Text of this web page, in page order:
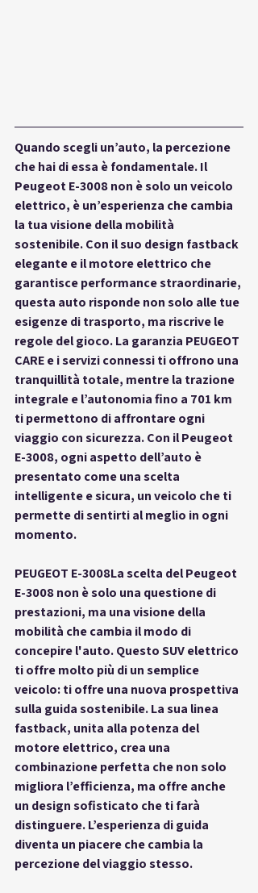
Quando scegli un’auto, la percezione
che hai di essa è fondamentale. Il
Peugeot E-3008 non è solo un veicolo
elettrico, è un’esperienza che cambia
la tua visione della mobilità
sostenibile. Con il suo design fastback
elegante e il motore elettrico che
garantisce performance straordinarie,
questa auto risponde non solo alle tue
esigenze di trasporto, ma riscrive le
regole del gioco. La garanzia PEUGEOT
CARE e i servizi connessi ti offrono una
tranquillità totale, mentre la trazione
integrale e l’autonomia fino a 701 km
ti permettono di affrontare ogni
viaggio con sicurezza. Con il Peugeot
E-3008, ogni aspetto dell’auto è
presentato come una scelta
intelligente e sicura, un veicolo che ti
permette di sentirti al meglio in ogni
momento.
PEUGEOT E-3008La scelta del Peugeot
E-3008 non è solo una questione di
prestazioni, ma una visione della
mobilità che cambia il modo di
concepire l'auto. Questo SUV elettrico
ti offre molto più di un semplice
veicolo: ti offre una nuova prospettiva
sulla guida sostenibile. La sua linea
fastback, unita alla potenza del
motore elettrico, crea una
combinazione perfetta che non solo
migliora l’efficienza, ma offre anche
un design sofisticato che ti farà
distinguere. L’esperienza di guida
diventa un piacere che cambia la
percezione del viaggio stesso.